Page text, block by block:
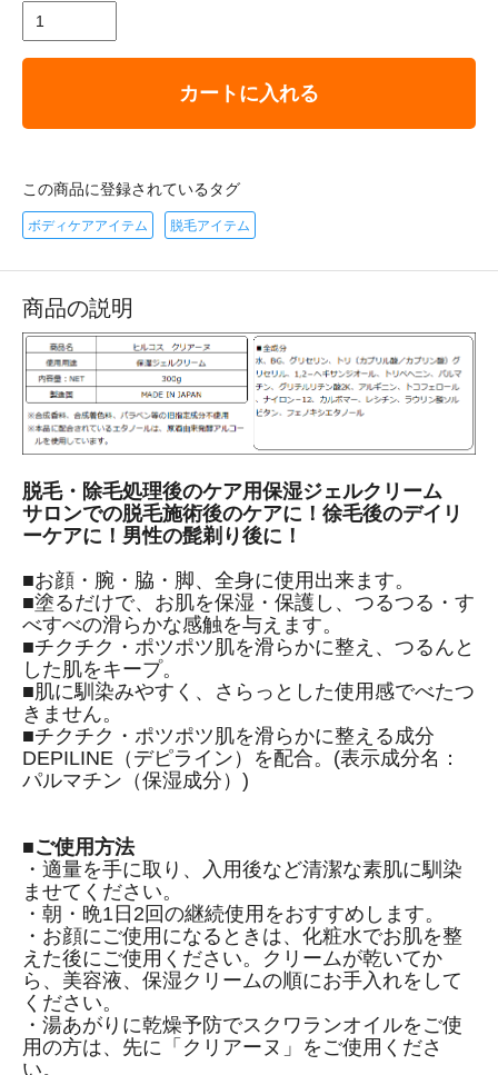
カートに入れる
この商品に登録されているタグ
ボディケアアイテム 脱毛アイテム
商品の説明
脱毛・除毛処理後のケア用保湿ジェルクリーム
サロンでの脱毛施術後のケアに！徐毛後のデイリ
ーケアに！男性の髭剃り後に！
■お顔・腕・脇・脚、全身に使用出来ます。
■塗るだけで、お肌を保湿・保護し、つるつる・す
べすべの滑らかな感触を与えます。
■チクチク・ポツポツ肌を滑らかに整え、つるんと
した肌をキープ。
■肌に馴染みやすく、さらっとした使用感でべたつ
きません。
■チクチク・ポツポツ肌を滑らかに整える成分
DEPILINE（デピライン）を配合。(表示成分名：
パルマチン（保湿成分）)
■ご使用方法
・適量を手に取り、入用後など清潔な素肌に馴染
ませてください。
・朝・晩1日2回の継続使用をおすすめします。
・お顔にご使用になるときは、化粧水でお肌を整
えた後にご使用ください。クリームが乾いてか
ら、美容液、保湿クリームの順にお手入れをして
ください。
・湯あがりに乾燥予防でスクワランオイルをご使
用の方は、先に「クリアーヌ」をご使用くださ
い。